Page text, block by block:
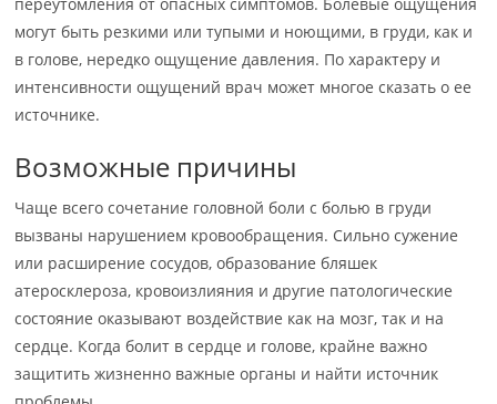
могут быть резкими или тупыми и ноющими, в груди, как и
в голове, нередко ощущение давления. По характеру и
интенсивности ощущений врач может многое сказать о ее
источнике.
Возможные причины
Чаще всего сочетание головной боли с болью в груди
вызваны нарушением кровообращения. Сильно сужение
или расширение сосудов, образование бляшек
атеросклероза, кровоизлияния и другие патологические
состояние оказывают воздействие как на мозг, так и на
сердце. Когда болит в сердце и голове, крайне важно
защитить жизненно важные органы и найти источник